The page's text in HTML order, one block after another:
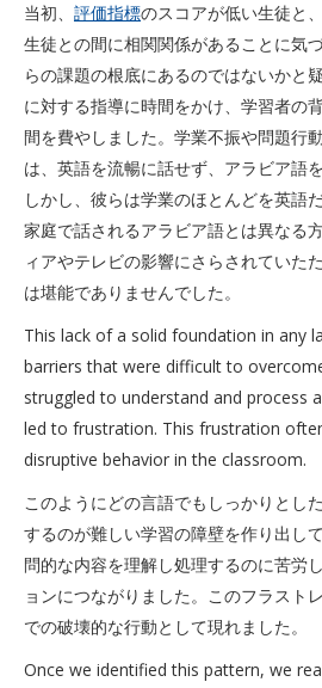
当初、 評価指標のスコアが低い生徒と
生徒との間に相関関係があることに気
らの課題の根底にあるのではないかと
に対する指導に時間をかけ、学習者の
間を費やしました。学業不振や問題行
は、英語を流暢に話せず、アラビア語
しかし、彼らは学業のほとんどを英語
家庭で話されるアラビア語とは異なる
ィアやテレビの影響にさらされていた
は堪能でありませんでした。
This lack of a solid foundation in any
barriers that were difficult to
struggled to understand and process
led to frustration. This frustration
disruptive behavior in the classroom.
このようにどの言語でもしっかりとし
するのが難しい学習の障壁を作り出し
問的な内容を理解し処理するのに苦労
ョンにつながりました。このフラスト
での破壊的な行動として現れました。
Once we identified this pattern, we